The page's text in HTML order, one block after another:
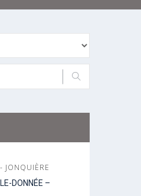
JONQUIÈRE
DONNÉE –